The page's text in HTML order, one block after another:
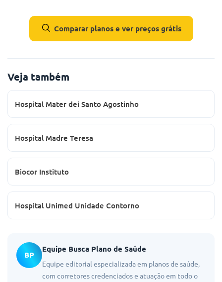
Comparar planos e ver preços grátis
Veja também
Hospital Mater dei Santo Agostinho
Hospital Madre Teresa
Biocor Instituto
Hospital Unimed Unidade Contorno
BP
Equipe Busca Plano de Saúde
Equipe editorial especializada em planos de saúde,
com corretores credenciados e atuação em todo o